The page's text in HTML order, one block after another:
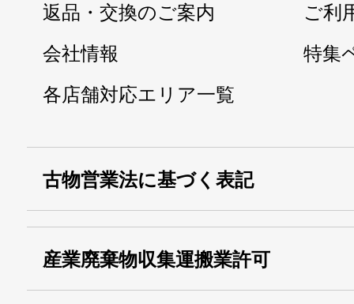
返品・交換のご案内
ご利
会社情報
特集
各店舗対応エリア一覧
古物営業法に基づく表記
産業廃棄物収集運搬業許可